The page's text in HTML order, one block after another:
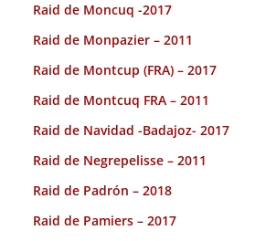
Raid de Moncuq -2017
Raid de Monpazier – 2011
Raid de Montcup (FRA) – 2017
Raid de Montcuq FRA – 2011
Raid de Navidad -Badajoz- 2017
Raid de Negrepelisse – 2011
Raid de Padrón – 2018
Raid de Pamiers – 2017